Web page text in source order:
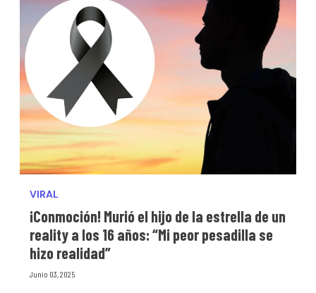
VIRAL
¡Conmoción! Murió el hijo de la estrella de un
reality a los 16 años: “Mi peor pesadilla se
hizo realidad”
Junio 03, 2025